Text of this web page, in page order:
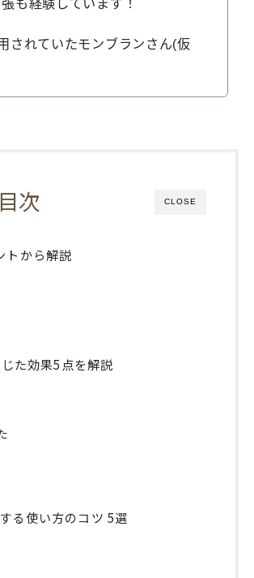
も経験しています！
されていたモンブランさん(仮
CLOSE
次
トから解説
た効果5点を解説
る使い方のコツ 5選